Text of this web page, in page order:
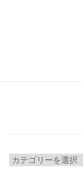
カ